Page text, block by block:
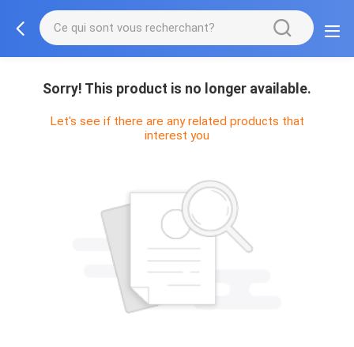
Sorry! This product is no longer available.
Let's see if there are any related products that
interest you